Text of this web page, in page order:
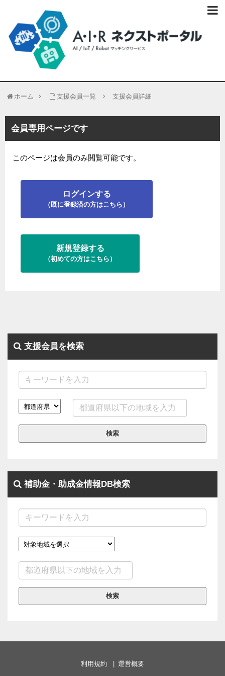
ホーム 支援会員一覧 支援会員詳細
会員専用ページです
このページは会員のみ閲覧可能です。
ログインする
（既に登録済の方はこちら）
新規登録する
（初めての方はこちら）
支援会員を検索
検索
補助金・助成金情報DB検索
検索
利用規約
運営概要